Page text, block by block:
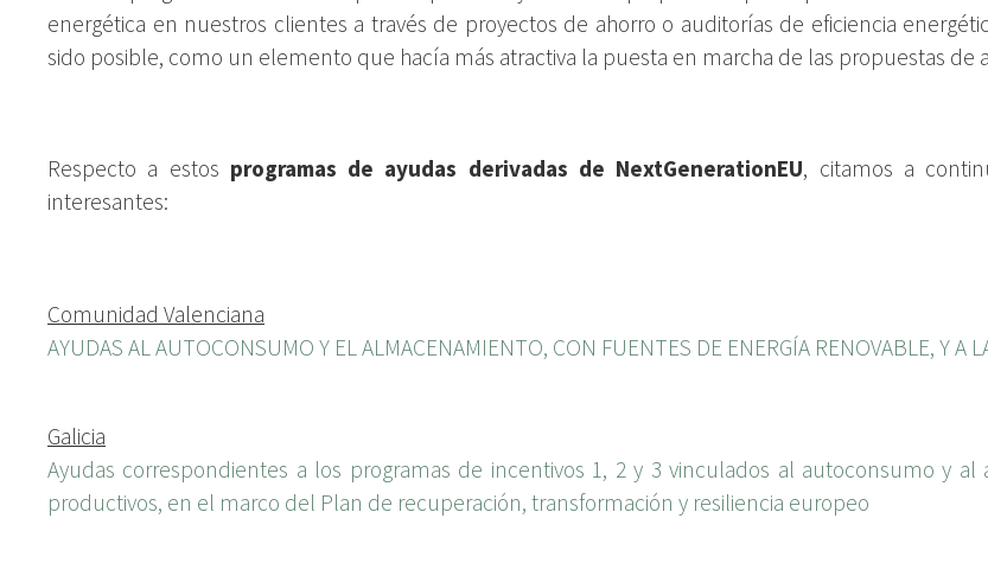
energética en nuestros clientes a través de proyectos de ahorro o auditorías de eficiencia
sido posible, como un elemento que hacía más atractiva la puesta en marcha de las propuestas de
Respecto a estos programas de ayudas derivadas de NextGenerationEU, citamos a
interesantes:
Comunidad Valenciana
AYUDAS AL AUTOCONSUMO Y EL ALMACENAMIENTO, CON FUENTES DE ENERGÍA RENOVABLE, Y A
Galicia
Ayudas correspondientes a los programas de incentivos 1, 2 y 3 vinculados al autoconsumo y
productivos, en el marco del Plan de recuperación, transformación y resiliencia europeo